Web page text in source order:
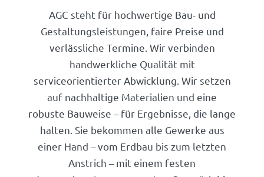
AGC steht für hochwertige Bau- und
Gestaltungsleistungen, faire Preise und
verlässliche Termine. Wir verbinden
handwerkliche Qualität mit
serviceorientierter Abwicklung. Wir setzen
auf nachhaltige Materialien und eine
robuste Bauweise – für Ergebnisse, die lange
halten. Sie bekommen alle Gewerke aus
einer Hand – vom Erdbau bis zum letzten
Anstrich – mit einem festen